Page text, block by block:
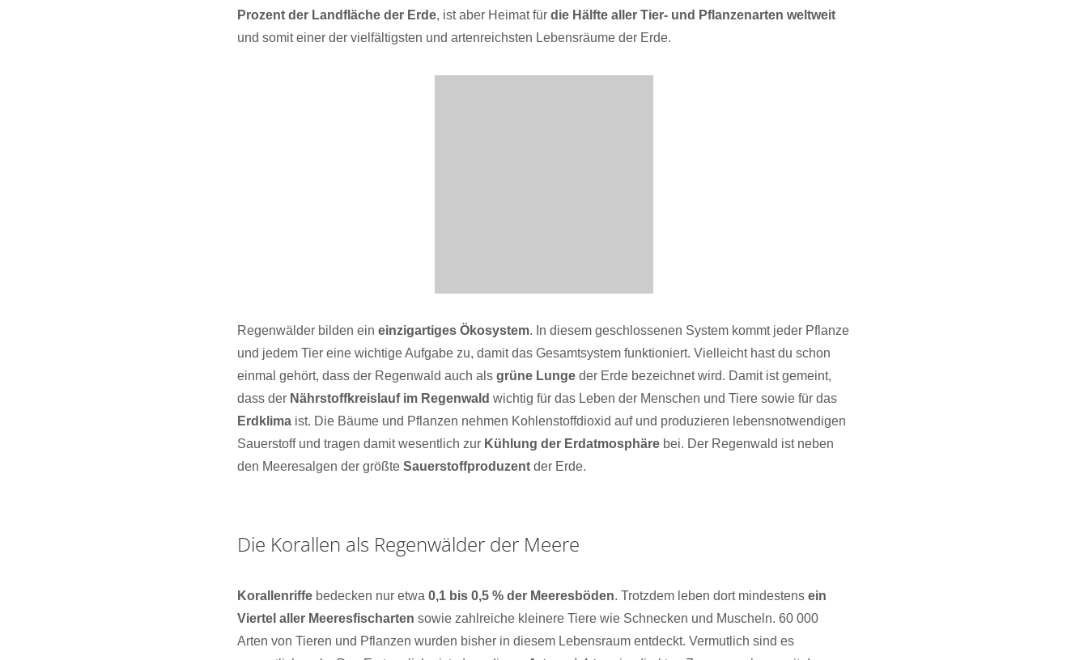
Prozent der Landfläche der Erde, ist aber Heimat fürdie Hälfte aller Tier- und Pflanzenarten weltweit
und somit einer der vielfältigsten und artenreichsten Lebensräume der Erde.
Regenwälder bilden eineinzigartiges Ökosystem. In diesem geschlossenen System kommt jeder Pflanze
und jedem Tier eine wichtige Aufgabe zu, damit das Gesamtsystem funktioniert. Vielleicht hast du schon
einmal gehört, dass der Regenwald auch alsgrüne Lunge der Erde bezeichnet wird. Damit ist gemeint,
dass der Nährstoffkreislauf im Regenwald wichtig für das Leben der Menschen und Tiere sowie für das
Erdklima ist. Die Bäume und Pflanzen nehmen Kohlenstoffdioxid auf und produzieren lebensnotwendigen
Sauerstoff und tragen damit wesentlich zur Kühlung der Erdatmosphäre bei. Der Regenwald ist neben
den Meeresalgen der größteSauerstoffproduzent der Erde.
Die Korallen als Regenwälder der Meere
Korallenriffe bedecken nur etwa0,1 bis 0,5 % der Meeresböden. Trotzdem leben dort mindestensein
Viertel aller Meeresfischarten sowie zahlreiche kleinere Tiere wie Schnecken und Muscheln. 60 000
Arten von Tieren und Pflanzen wurden bisher in diesem Lebensraum entdeckt. Vermutlich sind es